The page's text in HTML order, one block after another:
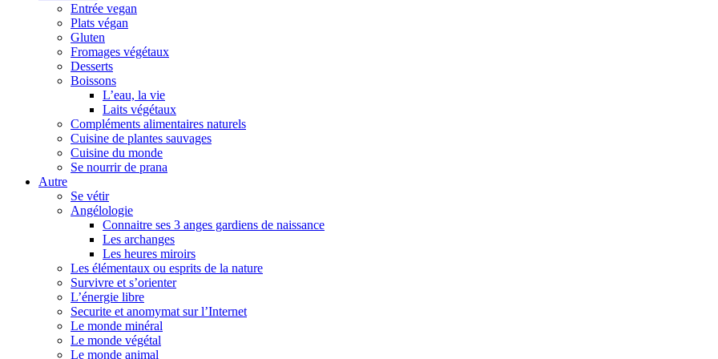
Entrée vegan
Plats végan
Gluten
Fromages végétaux
Desserts
Boissons
L’eau, la vie
Laits végétaux
Compléments alimentaires naturels
Cuisine de plantes sauvages
Cuisine du monde
Se nourrir de prana
Autre
Se vétir
Angélologie
Connaitre ses 3 anges gardiens de naissance
Les archanges
Les heures miroirs
Les élémentaux ou esprits de la nature
Survivre et s’orienter
L’énergie libre
Securite et anomymat sur l’Internet
Le monde minéral
Le monde végétal
Le monde animal